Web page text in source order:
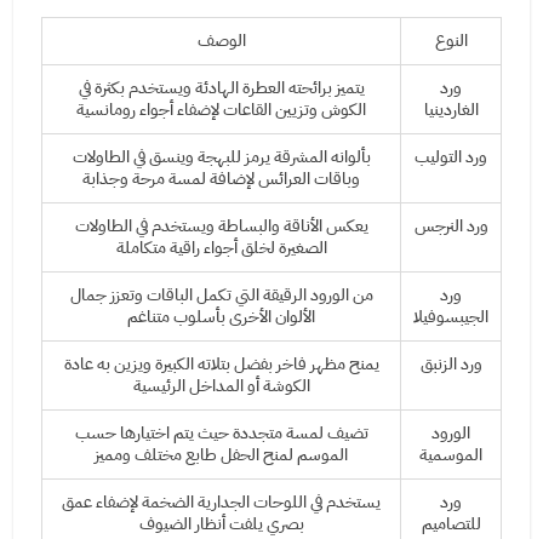
النوع
الوصف
ورد
الغاردينيا
يتميز برائحته العطرة الهادئة ويستخدم بكثرة في
الكوش وتزيين القاعات لإضفاء أجواء رومانسية
ورد التوليب
بألوانه المشرقة يرمز للبهجة وينسق في الطاولات
وباقات العرائس لإضافة لمسة مرحة وجذابة
ورد النرجس
يعكس الأناقة والبساطة ويستخدم في الطاولات
الصغيرة لخلق أجواء راقية متكاملة
ورد
الجيبسوفيلا
من الورود الرقيقة التي تكمل الباقات وتعزز جمال
الألوان الأخرى بأسلوب متناغم
ورد الزنبق
يمنح مظهر فاخر بفضل بتلاته الكبيرة ويزين به عادة
الكوشة أو المداخل الرئيسية
الورود
الموسمية
تضيف لمسة متجددة حيث يتم اختيارها حسب
الموسم لمنح الحفل طابع مختلف ومميز
ورد
للتصاميم
يستخدم في اللوحات الجدارية الضخمة لإضفاء عمق
بصري يلفت أنظار الضيوف